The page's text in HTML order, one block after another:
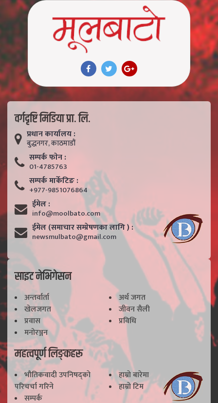
वर्गदृष्टि मिडिया प्रा. लि.
प्रधान कार्यालय :
बुद्धनगर, काठमाडाैं
सम्पर्क फाेन :
01-4785763
सम्पर्क मार्केटिङ :
+977-9851076864
ईमेल :
info@moolbato.com
ईमेल (समाचार सम्प्रेषणका लागि ) :
newsmulbato@gmail.com
साइट नेभिगेसन
अन्तर्वार्ता
अर्थ जगत
खेलजगत
जीवन सैली
प्रवास
प्रविधि
मनोरञ्जन
महत्वपूर्ण लिङ्कहरू
भाैतिकवादी उपनिषद्काे
परिचर्चा गरिने
हाम्राे बारेमा
हाम्राे टिम
सम्पर्क